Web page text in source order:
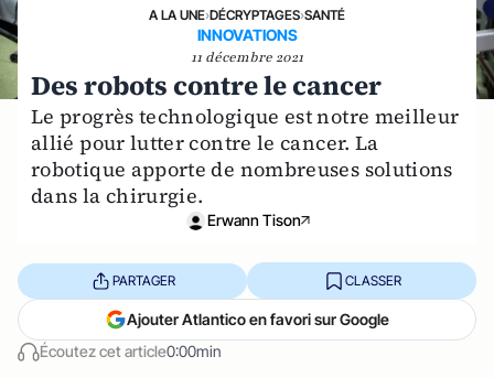
A LA UNE›DÉCRYPTAGES›SANTÉ
INNOVATIONS
11 décembre 2021
Des robots contre le cancer
Le progrès technologique est notre meilleur
allié pour lutter contre le cancer. La
robotique apporte de nombreuses solutions
dans la chirurgie.
Erwann Tison
Écoutez cet article0:00min
PARTAGER CLASSER
Ajouter Atlantico en favori sur Google